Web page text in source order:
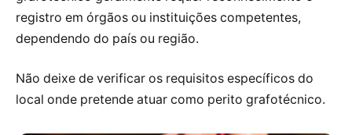
registro em órgãos ou instituições competentes,
dependendo do país ou região.
Não deixe de verificar os requisitos específicos do
local onde pretende atuar como perito grafotécnico.